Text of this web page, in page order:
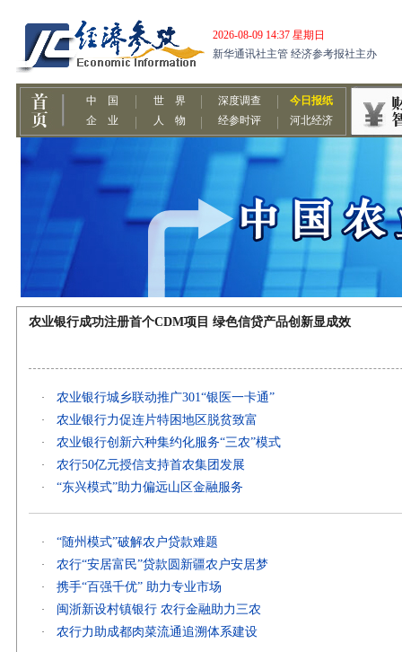
农业银行成功注册首个CDM项目 绿色信贷产品创新显成效
· 农业银行城乡联动推广301“银医一卡通”
· 农业银行力促连片特困地区脱贫致富
· 农业银行创新六种集约化服务“三农”模式
· 农行50亿元授信支持首农集团发展
· “东兴模式”助力偏远山区金融服务
· “随州模式”破解农户贷款难题
· 农行“安居富民”贷款圆新疆农户安居梦
· 携手“百强千优” 助力专业市场
· 闽浙新设村镇银行 农行金融助力三农
· 农行力助成都肉菜流通追溯体系建设